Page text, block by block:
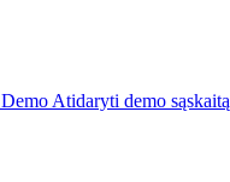
Demo Atidaryti demo sąskaitą